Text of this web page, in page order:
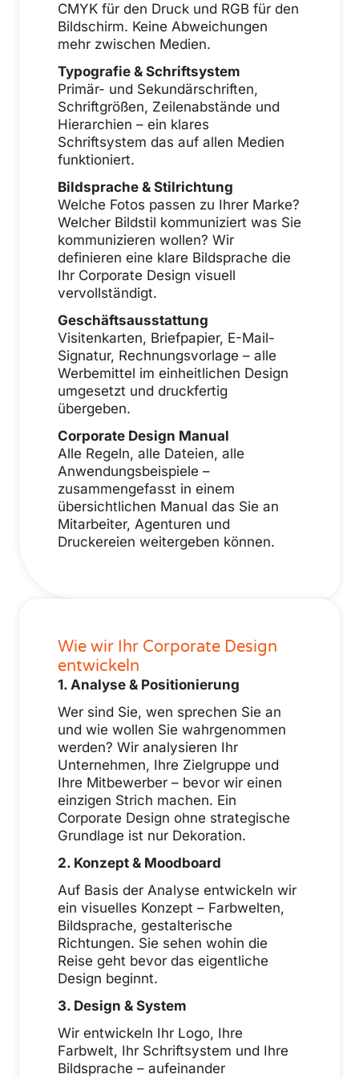
CMYK für den Druck und RGB für den
Bildschirm. Keine Abweichungen
mehr zwischen Medien.
Typografie & Schriftsystem
Primär- und Sekundärschriften,
Schriftgrößen, Zeilenabstände und
Hierarchien – ein klares
Schriftsystem das auf allen Medien
funktioniert.
Bildsprache & Stilrichtung
Welche Fotos passen zu Ihrer Marke?
Welcher Bildstil kommuniziert was Sie
kommunizieren wollen? Wir
definieren eine klare Bildsprache die
Ihr Corporate Design visuell
vervollständigt.
Geschäftsausstattung
Visitenkarten, Briefpapier, E-Mail-
Signatur, Rechnungsvorlage – alle
Werbemittel im einheitlichen Design
umgesetzt und druckfertig
übergeben.
Corporate Design Manual
Alle Regeln, alle Dateien, alle
Anwendungsbeispiele –
zusammengefasst in einem
übersichtlichen Manual das Sie an
Mitarbeiter, Agenturen und
Druckereien weitergeben können.
Wie wir Ihr Corporate Design
entwickeln
1. Analyse & Positionierung
Wer sind Sie, wen sprechen Sie an
und wie wollen Sie wahrgenommen
werden? Wir analysieren Ihr
Unternehmen, Ihre Zielgruppe und
Ihre Mitbewerber – bevor wir einen
einzigen Strich machen. Ein
Corporate Design ohne strategische
Grundlage ist nur Dekoration.
2. Konzept & Moodboard
Auf Basis der Analyse entwickeln wir
ein visuelles Konzept – Farbwelten,
Bildsprache, gestalterische
Richtungen. Sie sehen wohin die
Reise geht bevor das eigentliche
Design beginnt.
3. Design & System
Wir entwickeln Ihr Logo, Ihre
Farbwelt, Ihr Schriftsystem und Ihre
Bildsprache – aufeinander